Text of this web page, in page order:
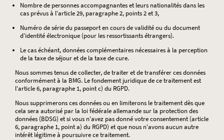
Nombre de personnes accompagnantes et leurs nationalités dans les
cas prévus à l'article 29, paragraphe 2, points 2 et 3,
Numéro de série du passeport en cours de validité ou du document
d'identité électronique (pour les ressortissants étrangers).
Le cas échéant, données complémentaires nécessaires à la perception
de la taxe de séjour et de la taxe de cure.
Nous sommes tenus de collecter, de traiter et de transférer ces données
conformément à la BMG. Le fondement juridique de ce traitement est
l'article 6, paragraphe 1, point c) du RGPD.
Nous supprimerons ces données ou en limiterons le traitement dès que
cela sera autorisé par la loi fédérale allemande sur la protection des
données (BDSG) et si vous n'avez pas donné votre consentement (article
6, paragraphe 1, point a) du RGPD) et que nous n'avons aucun autre
intérêt légitime à poursuivre ce traitement.